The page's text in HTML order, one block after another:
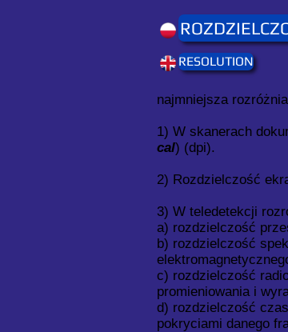
RESOLUTION
najmniejsza
1) W skanerach
cal) (dpi).
2) Rozdzielczość
3) W teledetekcji
a) rozdzielczość
b) rozdzielczość
c) rozdzielczość
promieniowania i
d) rozdzielczość
pokryciami danego